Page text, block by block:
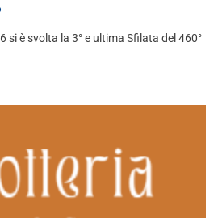
si è svolta la 3° e ultima Sfilata del 460°